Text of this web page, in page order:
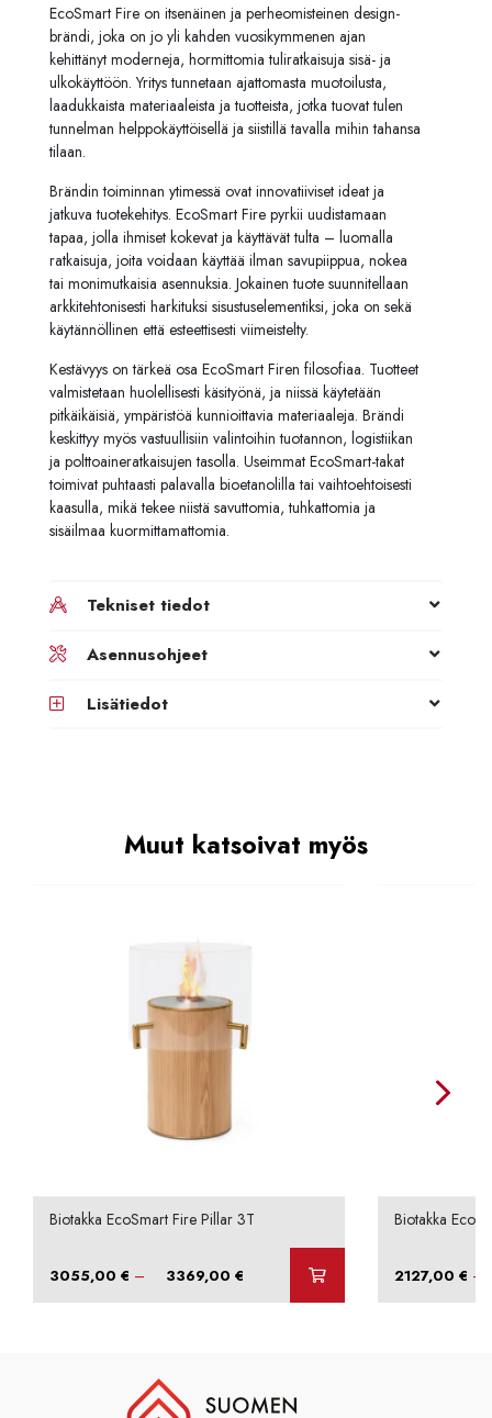
EcoSmart Fire on itsenäinen ja perheomisteinen design-
brändi, joka on jo yli kahden vuosikymmenen ajan
kehittänyt moderneja, hormittomia tuliratkaisuja sisä- ja
ulkokäyttöön. Yritys tunnetaan ajattomasta muotoilusta,
laadukkaista materiaaleista ja tuotteista, jotka tuovat tulen
tunnelman helppokäyttöisellä ja siistillä tavalla mihin tahansa
tilaan.
Brändin toiminnan ytimessä ovat innovatiiviset ideat ja
jatkuva tuotekehitys. EcoSmart Fire pyrkii uudistamaan
tapaa, jolla ihmiset kokevat ja käyttävät tulta – luomalla
ratkaisuja, joita voidaan käyttää ilman savupiippua, nokea
tai monimutkaisia asennuksia. Jokainen tuote suunnitellaan
arkkitehtonisesti harkituksi sisustuselementiksi, joka on sekä
käytännöllinen että esteettisesti viimeistelty.
Kestävyys on tärkeä osa EcoSmart Firen filosofiaa. Tuotteet
valmistetaan huolellisesti käsityönä, ja niissä käytetään
pitkäikäisiä, ympäristöä kunnioittavia materiaaleja. Brändi
keskittyy myös vastuullisiin valintoihin tuotannon, logistiikan
ja polttoaineratkaisujen tasolla. Useimmat EcoSmart-takat
toimivat puhtaasti palavalla bioetanolilla tai vaihtoehtoisesti
kaasulla, mikä tekee niistä savuttomia, tuhkattomia ja
sisäilmaa kuormittamattomia.
Tekniset tiedot
Asennusohjeet
Lisätiedot
Muut katsoivat myös
Biotakka EcoSmart Fire Pillar 3T
3055,00€ – 3369,00€ Hintaluokka:
Biotakka
2127,00 € –